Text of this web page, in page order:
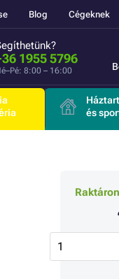
Blog Cégeknek
1955 5796
8:00 – 16:00
és